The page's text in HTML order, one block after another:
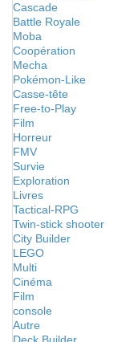
Cascade
Battle Royale
Moba
Coopération
Mecha
Pokémon-Like
Casse-tête
Free-to-Play
Film
Horreur
FMV
Survie
Exploration
Livres
Tactical-RPG
Twin-stick shooter
City Builder
LEGO
Multi
Cinéma
Film
console
Autre